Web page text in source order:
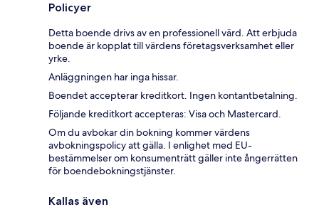
Policyer
Detta boende drivs av en professionell värd. Att erbjuda
boende är kopplat till värdens företagsverksamhet eller
yrke.
Anläggningen har inga hissar.
Boendet accepterar kreditkort. Ingen kontantbetalning.
Följande kreditkort accepteras: Visa och Mastercard.
Om du avbokar din bokning kommer värdens
avbokningspolicy att gälla. I enlighet med EU-
bestämmelser om konsumenträtt gäller inte ångerrätten
för boendebokningstjänster.
Kallas även